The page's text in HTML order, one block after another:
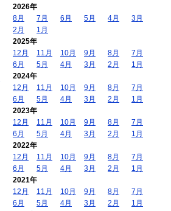
2026年
8月
7月 6月 5月 4月
3月
2月
1月
2025年
12月
11月 10月 9月 8月
7月
6月
5月 4月 3月 2月
1月
2024年
12月
11月 10月 9月 8月
7月
6月
5月 4月 3月 2月
1月
2023年
12月
11月 10月 9月 8月
7月
6月
5月 4月 3月 2月
1月
2022年
12月
11月 10月 9月 8月
7月
6月
5月 4月 3月 2月
1月
2021年
12月
11月 10月 9月 8月
7月
6月
5月 4月 3月 2月
1月